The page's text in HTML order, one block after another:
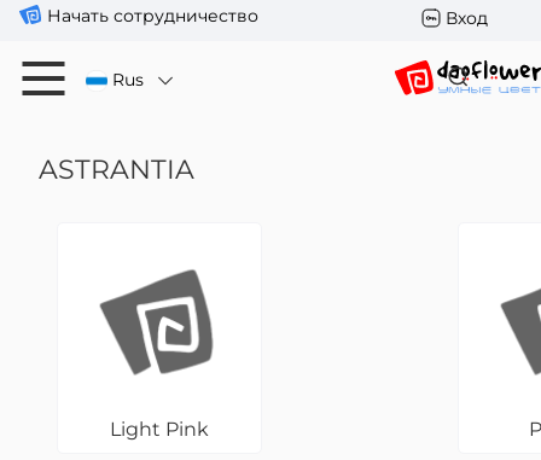
Начать сотрудничество Вход
Rus
ASTRANTIA
Light Pink